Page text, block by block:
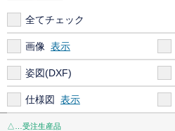
全てチェック
画像
姿図(DXF)
仕様図
△…受注生産品